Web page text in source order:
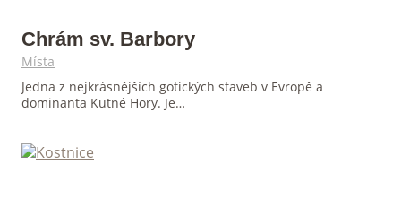
Chrám sv. Barbory
Místa
Jedna z nejkrásnějších gotických staveb v Evropě a
dominanta Kutné Hory. Je…